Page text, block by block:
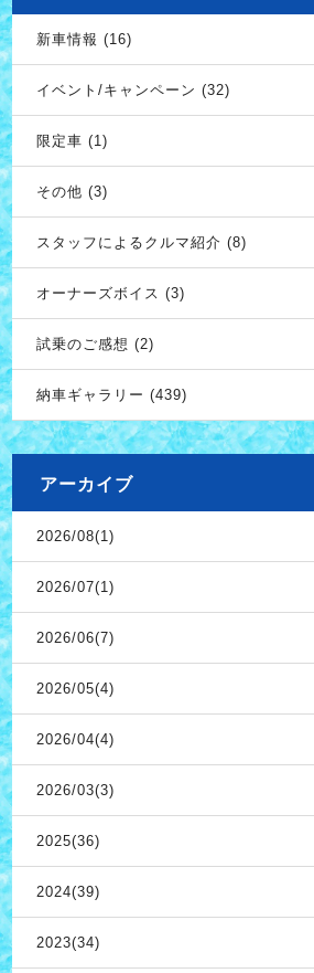
新車情報 (16)
イベント/キャンペーン (32)
限定車 (1)
その他 (3)
スタッフによるクルマ紹介 (8)
オーナーズボイス (3)
試乗のご感想 (2)
納車ギャラリー (439)
アーカイブ
2026/08(1)
2026/07(1)
2026/06(7)
2026/05(4)
2026/04(4)
2026/03(3)
2025(36)
2024(39)
2023(34)